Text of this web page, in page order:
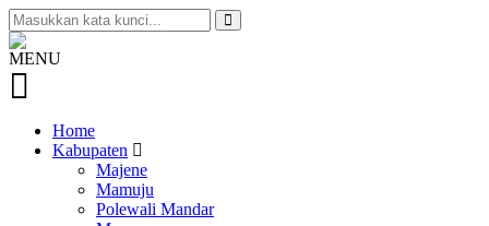
MENU
Home
Kabupaten
Majene
Mamuju
Polewali Mandar